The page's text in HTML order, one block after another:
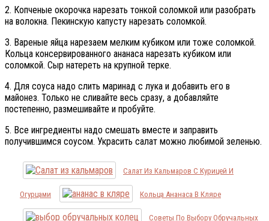
2. Копченые окорочка нарезать тонкой соломкой или разобрать
на волокна. Пекинскую капусту нарезать соломкой.
3. Вареные яйца нарезаем мелким кубиком или тоже соломкой.
Кольца консервированного ананаса нарезать кубиком или
соломкой. Сыр натереть на крупной терке.
4. Для соуса надо слить маринад с лука и добавить его в
майонез. Только не сливайте весь сразу, а добавляйте
постепенно, размешивайте и пробуйте.
5. Все ингредиенты надо смешать вместе и заправить
получившимся соусом. Украсить салат можно любимой зеленью.
Салат Из Кальмаров С Курицей И
Огурцами Кольца Ананаса В Кляре
Советы По Выбору Обручальных